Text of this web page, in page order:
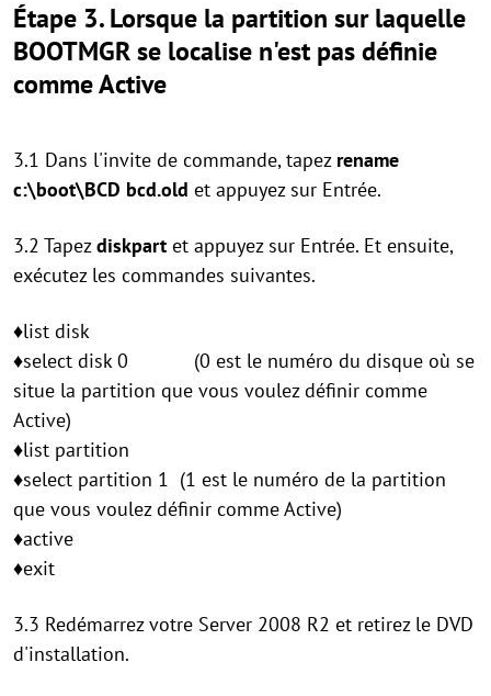
Étape 3. Lorsque la partition sur laquelle
BOOTMGR se localise n'est pas définie
comme Active
3.1 Dans l'invite de commande, tapez rename
c:\boot\BCD bcd.old et appuyez sur Entrée.
3.2 Tapezdiskpart et appuyez sur Entrée. Et ensuite,
exécutez les commandes suivantes.
♦list disk
♦select disk 0 (0 est le numéro du disque où se
situe la partition que vous voulez définir comme
Active)
♦list partition
♦select partition 1 (1 est le numéro de la partition
que vous voulez définir comme Active)
♦active
♦exit
3.3 Redémarrez votre Server 2008 R2 et retirez le DVD
d'installation.